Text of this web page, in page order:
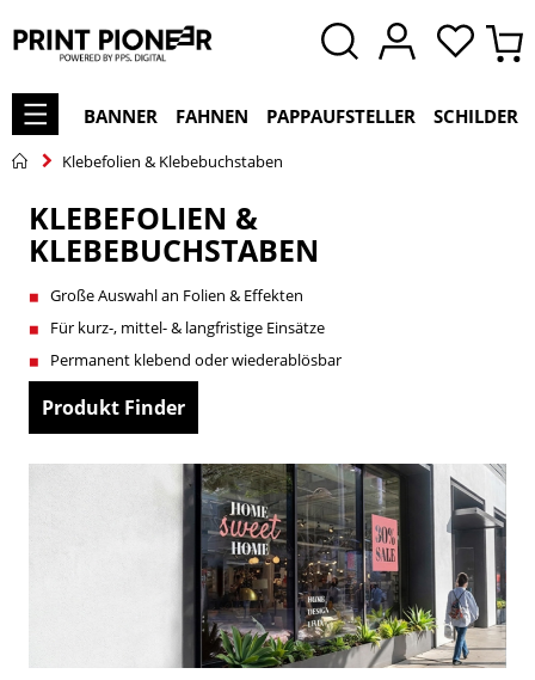
BANNER FAHNEN PAPPAUFSTELLER SCHILDER
Klebefolien & Klebebuchstaben
KLEBEFOLIEN &
KLEBEBUCHSTABEN
Große Auswahl an Folien & Effekten
Für kurz-, mittel- & langfristige Einsätze
Permanent klebend oder wiederablösbar
Produkt Finder